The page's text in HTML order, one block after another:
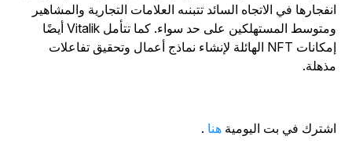
في الاتجاه السائد تتبنىه العلامات التجارية والمشاهير
ومتوسط المستهلكين على حد سواء. كما تتأمل Vitalik أيضًا
إمكانات NFT الهائلة لإنشاء نماذج أعمال وتحقيق تفاعلات
في بت اليوميةهنا .